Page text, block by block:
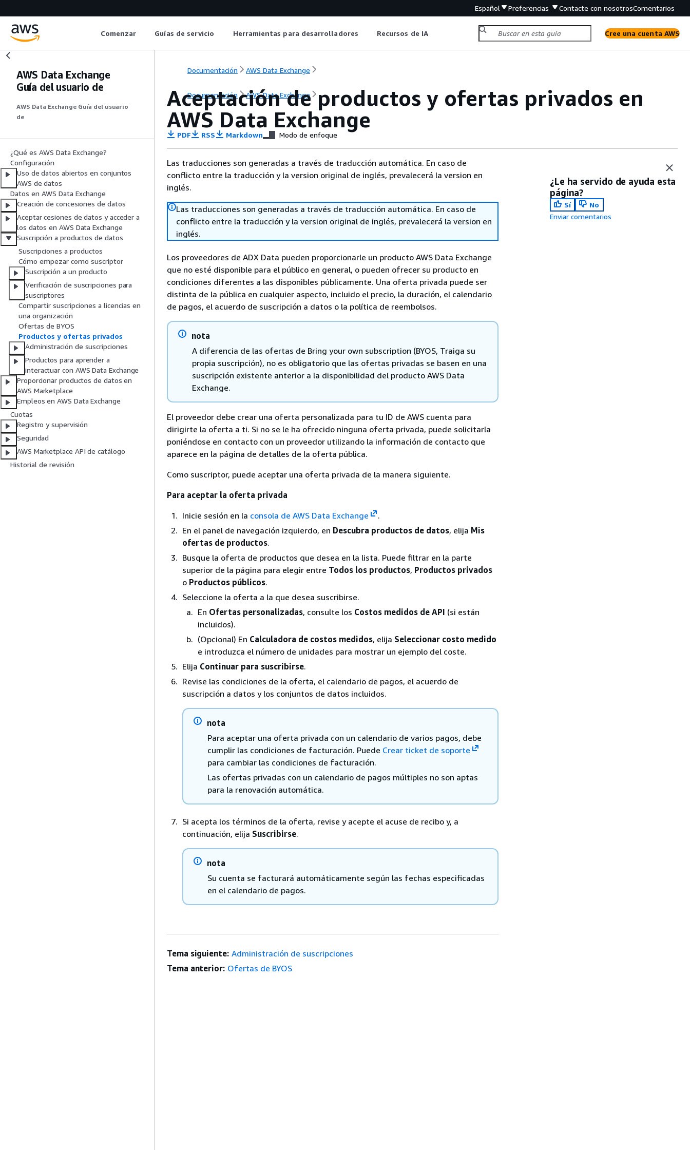
Español Preferencias Contacte con nosotrosComentarios
Comenzar Guías de servicio Herramientas para desarrolladores Recursos de IA Cree una cuenta AWS
AWS Data Exchange
Guía del usuario de
AWS Data Exchange Guía del usuario
de
¿Qué es AWS Data Exchange?
Configuración
Uso de datos abiertos en conjuntos
AWS de datos
Datos en AWS Data Exchange
Creación de concesiones de datos
Aceptar cesiones de datos y acceder a
los datos en AWS Data Exchange
Suscripción a productos de datos
Suscripciones a productos
Cómo empezar como suscriptor
Suscripción a un producto
Verificación de suscripciones para
suscriptores
Compartir suscripciones a licencias en
una organización
Ofertas de BYOS
Productos y ofertas privados
Administración de suscripciones
Productos para aprender a
interactuar con AWS Data Exchange
Proporcionar productos de datos en
AWS Marketplace
Empleos en AWS Data Exchange
Cuotas
Registro y supervisión
Seguridad
AWS Marketplace API de catálogo
Historial de revisión
Documentación AWS Data Exchange
Documentación AWS Data Exchange
Aceptación de productos y ofertas privados en
AWS Data Exchange
PDF RSS Markdown Modo de enfoque
Las traducciones son generadas a través de traducción automática. En caso de
conflicto entre la traducción y la version original de inglés, prevalecerá la version en
inglés.
Las traducciones son generadas a través de traducción automática. En caso de
conflicto entre la traducción y la version original de inglés, prevalecerá la version en
inglés.
Los proveedores de ADX Data pueden proporcionarle un producto AWS Data Exchange
que no esté disponible para el público en general, o pueden ofrecer su producto en
condiciones diferentes a las disponibles públicamente. Una oferta privada puede ser
distinta de la pública en cualquier aspecto, incluido el precio, la duración, el calendario
de pagos, el acuerdo de suscripción a datos o la política de reembolsos.
nota
A diferencia de las ofertas de Bring your own subscription (BYOS, Traiga su
propia suscripción), no es obligatorio que las ofertas privadas se basen en una
suscripción existente anterior a la disponibilidad del producto AWS Data
Exchange.
El proveedor debe crear una oferta personalizada para tu ID de AWS cuenta para
dirigirte la oferta a ti. Si no se le ha ofrecido ninguna oferta privada, puede solicitarla
poniéndose en contacto con un proveedor utilizando la información de contacto que
aparece en la página de detalles de la oferta pública.
Como suscriptor, puede aceptar una oferta privada de la manera siguiente.
Para aceptar la oferta privada
Inicie sesión en la consola de AWS Data Exchange
.
En el panel de navegación izquierdo, en Descubra productos de datos, elija Mis
ofertas de productos.
Busque la oferta de productos que desea en la lista. Puede filtrar en la parte
superior de la página para elegir entre Todos los productos, Productos privados
o Productos públicos.
Seleccione la oferta a la que desea suscribirse.
En Ofertas personalizadas, consulte los Costos medidos de API (si están
incluidos).
(Opcional) En Calculadora de costos medidos, elija Seleccionar costo medido
e introduzca el número de unidades para mostrar un ejemplo del coste.
Elija Continuar para suscribirse.
Revise las condiciones de la oferta, el calendario de pagos, el acuerdo de
suscripción a datos y los conjuntos de datos incluidos.
nota
Para aceptar una oferta privada con un calendario de varios pagos, debe
cumplir las condiciones de facturación. Puede Crear ticket de soporte
para cambiar las condiciones de facturación.
Las ofertas privadas con un calendario de pagos múltiples no son aptas
para la renovación automática.
Si acepta los términos de la oferta, revise y acepte el acuse de recibo y, a
continuación, elija Suscribirse.
nota
Su cuenta se facturará automáticamente según las fechas especificadas
en el calendario de pagos.
¿Le ha servido de ayuda esta
página?
Sí
No
Enviar comentarios
Tema siguiente: Administración de suscripciones
Tema anterior: Ofertas de BYOS